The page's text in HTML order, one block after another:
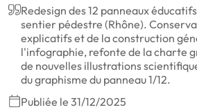
Redesign des 12 panneaux
sentier pédestre (Rhône).
explicatifs et de la construction
l'infographie, refonte de la charte
de nouvelles illustrations
du graphisme du panneau 1/12.
Publiée le 31/12/2025